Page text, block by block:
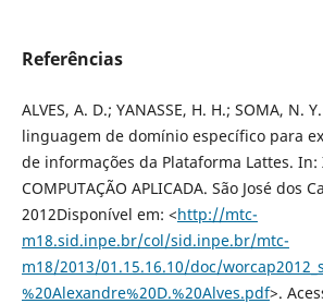
Referências
ALVES, A. D.; YANASSE, H. H.; SOMA, N.
linguagem de domínio específico para
de informações da Plataforma Lattes. In:
COMPUTAÇÃO APLICADA. São José dos
2012Disponível em: <http://mtc-
m18.sid.inpe.br/col/sid.inpe.br/mtc-
m18/2013/01.15.16.10/doc/
%20Alexandre%20D.%20Alves.pdf>.